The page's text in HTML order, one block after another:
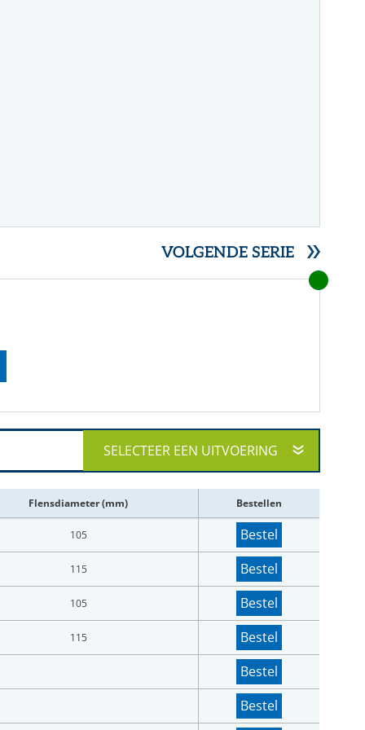
VOLGENDE SERIE
SELECTEER EEN UITVOERING
Flensdiameter (mm) Bestellen
105 Bestel
115 Bestel
105 Bestel
115 Bestel
Bestel
Bestel